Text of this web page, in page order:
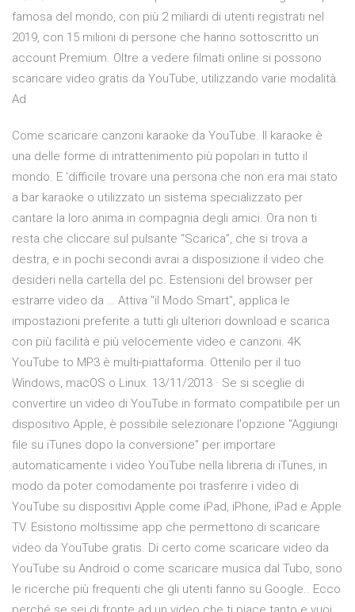
famosa del mondo, con più 2 miliardi di utenti registrati nel
2019, con 15 milioni di persone che hanno sottoscritto un
account Premium. Oltre a vedere filmati online si possono
scaricare video gratis da YouTube, utilizzando varie modalità.
Ad
Come scaricare canzoni karaoke da YouTube. Il karaoke è
una delle forme di intrattenimento più popolari in tutto il
mondo. E 'difficile trovare una persona che non era mai stato
a bar karaoke o utilizzato un sistema specializzato per
cantare la loro anima in compagnia degli amici. Ora non ti
resta che cliccare sul pulsante “Scarica”, che si trova a
destra, e in pochi secondi avrai a disposizione il video che
desideri nella cartella del pc. Estensioni del browser per
estrarre video da … Attiva "il Modo Smart", applica le
impostazioni preferite a tutti gli ulteriori download e scarica
con più facilità e più velocemente video e canzoni. 4K
YouTube to MP3 è multi-piattaforma. Ottenilo per il tuo
Windows, macOS o Linux. 13/11/2013 · Se si sceglie di
convertire un video di YouTube in formato compatibile per un
dispositivo Apple, è possibile selezionare l'opzione "Aggiungi
file su iTunes dopo la conversione" per importare
automaticamente i video YouTube nella libreria di iTunes, in
modo da poter comodamente poi trasferire i video di
YouTube su dispositivi Apple come iPad, iPhone, iPad e Apple
TV. Esistono moltissime app che permettono di scaricare
video da YouTube gratis. Di certo come scaricare video da
YouTube su Android o come scaricare musica dal Tubo, sono
le ricerche più frequenti che gli utenti fanno su Google.. Ecco